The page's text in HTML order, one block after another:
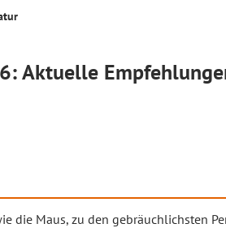
Aktuelle
die Maus, zu den gebräuchlichsten